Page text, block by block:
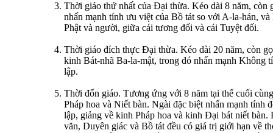
Thời giáo thứ nhất của Ðại thừa. Kéo dài 8 năm, còn
nhấn mạnh tính ưu việt của Bồ tát so với A-la-hán,
Phật và người, giữa cái tương đối và cái Tuyệt đối.
Thời giáo đích thực Ðại thừa. Kéo dài 20 năm, còn
kinh Bát-nhã Ba-la-mật, trong đó nhấn mạnh Không
lập.
Thời đốn giáo. Tương ứng với 8 năm tại thế cuối
Pháp hoa và Niết bàn. Ngài đặc biệt nhấn mạnh tính
lập, giảng về kinh Pháp hoa và kinh Ðại bát niết bàn.
văn, Duyên giác và Bồ tát đều có giá trị giới hạn về